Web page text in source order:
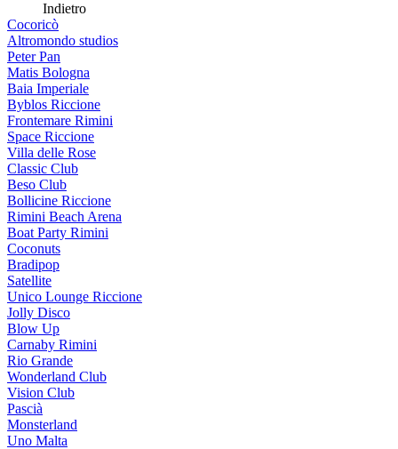
Indietro
Cocoricò
Altromondo studios
Peter Pan
Matis Bologna
Baia Imperiale
Byblos Riccione
Frontemare Rimini
Space Riccione
Villa delle Rose
Classic Club
Beso Club
Bollicine Riccione
Rimini Beach Arena
Boat Party Rimini
Coconuts
Bradipop
Satellite
Unico Lounge Riccione
Jolly Disco
Blow Up
Carnaby Rimini
Rio Grande
Wonderland Club
Vision Club
Pascià
Monsterland
Uno Malta